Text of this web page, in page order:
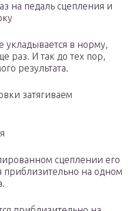
на педаль сцепления и
укладывается в норму,
раз. И так до тех пор,
результата.
затягиваем
сцеплении его
приблизительно на одном